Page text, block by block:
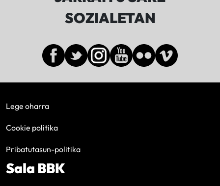
SOZIALETAN
Lege oharra
Cookie politika
Pribatutasun-politika
Sala BBK